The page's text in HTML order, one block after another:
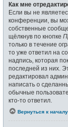
Как мне
Если вы не
конференции, вы
собственные
щёлкнув по кнопке
только в течение
то уже ответил на
надпись, которая
последней из них.
редактировал
написать о
обычные
кто-то ответил.
Вернуться к началу